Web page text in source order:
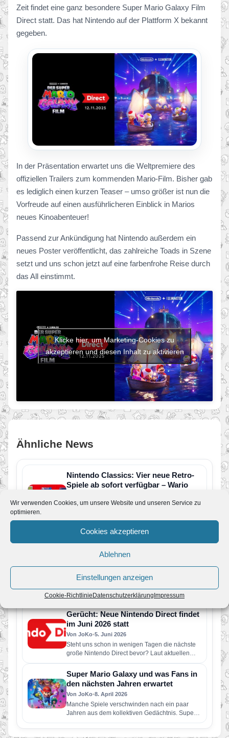
Wir verwenden Cookies, um unsere Website und unseren Service zu
optimieren.
Cookies akzeptieren
Ablehnen
Einstellungen anzeigen
Cookie-RichtlinieDatenschutzerklärungImpressum
Zeit findet eine ganz besondere Super Mario Galaxy Film
Direct statt. Das hat Nintendo auf der Plattform X bekannt
gegeben.
In der Präsentation erwartet uns die Weltpremiere des
offiziellen Trailers zum kommenden Mario-Film. Bisher gab
es lediglich einen kurzen Teaser – umso größer ist nun die
Vorfreude auf einen ausführlicheren Einblick in Marios
neues Kinoabenteuer!
Passend zur Ankündigung hat Nintendo außerdem ein
neues Poster veröffentlicht, das zahlreiche Toads in Szene
setzt und uns schon jetzt auf eine farbenfrohe Reise durch
das All einstimmt.
Klicke hier, um Marketing-Cookies zu
akzeptieren und diesen Inhalt zu aktivieren
Ähnliche News
Nintendo Classics: Vier neue Retro-
Spiele ab sofort verfügbar – Wario
Von JoKo•11. Juli 2026
sind die folgenden Spiele: Wario Land: Super…
Pressemeldung: Eine neue Nintendo
Direct erscheint am Dienstag, den 9.
Von JoKo 9. Juni 2026
vorwiegend Informationen zu Spielen, die
Switch erscheinen…
Gerücht: Neue Nintendo Direct findet
im Juni 2026 statt
Von JoKo•5. Juni 2026
Steht uns schon in wenigen Tagen die nächste
große Nintendo Direct bevor? Laut aktuellen
Berichten soll Nintendo bereits…
Super Mario Galaxy und was Fans in
den nächsten Jahren erwartet
Von JoKo•8. April 2026
Manche Spiele verschwinden nach ein paar
Jahren aus dem kollektiven Gedächtnis. Super
Mario Galaxy nicht. Erschienen im November…